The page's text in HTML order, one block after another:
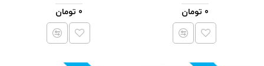
0 تومان 0 تومان